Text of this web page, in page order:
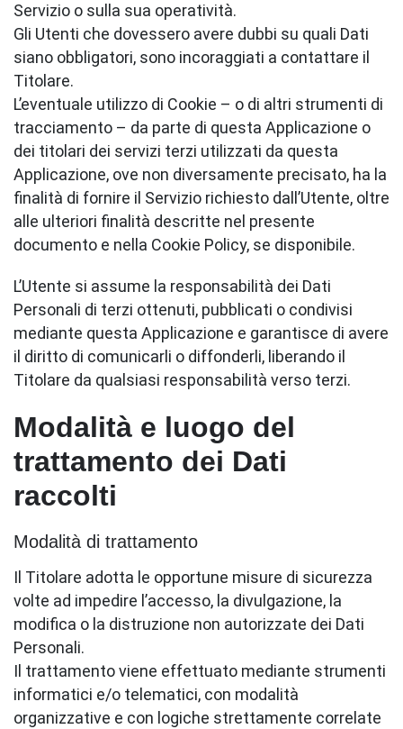
Servizio o sulla sua operatività.
Gli Utenti che dovessero avere dubbi su quali Dati
siano obbligatori, sono incoraggiati a contattare il
Titolare.
L’eventuale utilizzo di Cookie – o di altri strumenti di
tracciamento – da parte di questa Applicazione o
dei titolari dei servizi terzi utilizzati da questa
Applicazione, ove non diversamente precisato, ha la
finalità di fornire il Servizio richiesto dall’Utente, oltre
alle ulteriori finalità descritte nel presente
documento e nella Cookie Policy, se disponibile.
L’Utente si assume la responsabilità dei Dati
Personali di terzi ottenuti, pubblicati o condivisi
mediante questa Applicazione e garantisce di avere
il diritto di comunicarli o diffonderli, liberando il
Titolare da qualsiasi responsabilità verso terzi.
Modalità e luogo del
trattamento dei Dati
raccolti
Modalità di trattamento
Il Titolare adotta le opportune misure di sicurezza
volte ad impedire l’accesso, la divulgazione, la
modifica o la distruzione non autorizzate dei Dati
Personali.
Il trattamento viene effettuato mediante strumenti
informatici e/o telematici, con modalità
organizzative e con logiche strettamente correlate